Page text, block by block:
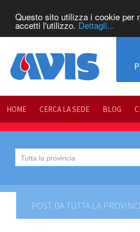
Questo sito utilizza i cookie per
accetti l'utilizzo. Dettagli...
HOME CERCA LA SEDE BLOG
POST DA TUTTA LA